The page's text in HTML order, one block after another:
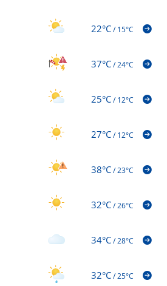
22°C/15°C
37°C/24°C
25°C/12°C
27°C/12°C
38°C/23°C
32°C/26°C
34°C/28°C
32°C/25°C